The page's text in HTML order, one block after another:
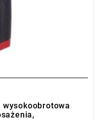
wysokoobrotowa